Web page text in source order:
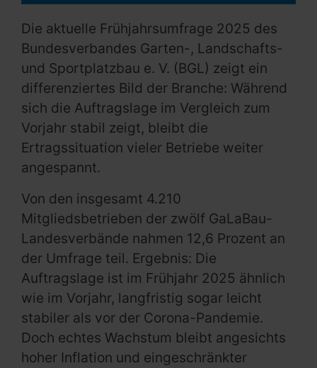
Die aktuelle Frühjahrsumfrage 2025 des
Bundesverbandes Garten-, Landschafts-
und Sportplatzbau e. V. (BGL) zeigt ein
differenziertes Bild der Branche: Während
sich die Auftragslage im Vergleich zum
Vorjahr stabil zeigt, bleibt die
Ertragssituation vieler Betriebe weiter
angespannt.
Von den insgesamt 4.210
Mitgliedsbetrieben der zwölf GaLaBau-
Landesverbände nahmen 12,6 Prozent an
der Umfrage teil. Ergebnis: Die
Auftragslage ist im Frühjahr 2025 ähnlich
wie im Vorjahr, langfristig sogar leicht
stabiler als vor der Corona-Pandemie.
Doch echtes Wachstum bleibt angesichts
hoher Inflation und eingeschränkter